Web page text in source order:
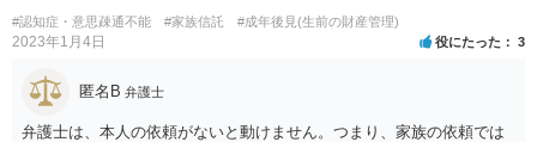
#認知症・意思疎通不能 #家族信託 #成年後見(生前の財産管理)
2023年1月4日 役にたった 3
匿名B 弁護士
弁護士は、本人の依頼がないと動けません。つまり、家族の依頼では